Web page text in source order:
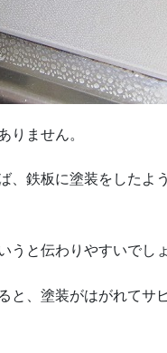
りません。
、鉄板に塗装をしたよ
うと伝わりやすいでし
と、塗装がはがれてサ